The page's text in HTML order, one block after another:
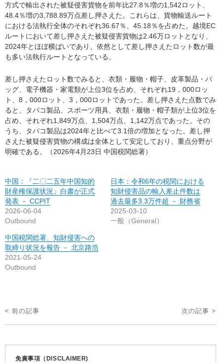
方式で輸出された被疑侵害貨物を前年比27.8％増の1,542ロット、
48.4％増の3,788.89万点差し押さえた。これらは、貨物輸送ルート
における法執行全体のそれぞれ36.67％、45.18％を占めた。越境EC
ルートにおいて差し押さえた被疑侵害貨物は2.46万ロットとなり、
2024年とほぼ横ばいであり、依然として差し押さえたロット数が最
も多い法執行ルートとなっている。
差し押さえたロット数でみると、衣類・履物・帽子、皮革製品・バ
ッグ、電子機器・家電類が上位3位を占め、それぞれ19，000ロッ
ト、8，000ロット、3，000ロットであった。差し押さえた点数でみ
ると、タバコ製品、スポーツ用具、衣類・履物・帽子類が上位3位を
占め、それぞれ1,849万点、1,504万点、1,142万点であった。その
うち、タバコ製品は2024年と比べて3.1倍の増加となった。差し押
さえた被疑侵害貨物の構成は全体として安定しており、重点分野が
明確である。（2026年4月23日 中国税関総署）
中国：『二〇二五年中国知的
財産権保護状況』白書が正式
発表 － CCPIT
2026-06-04
Outbound
日本：令和6年の税関における
知財侵害品の輸入差止件数は
過去最多3.3万件超 － 財務省
2025-03-10
一般（General）
中国税関総署、知財侵害への
取締り状況を報告 － 北京路浩
2021-05-24
Outbound
投
稿
< 前の記事 次の記事 >
免責事項（DISCLAIMER)